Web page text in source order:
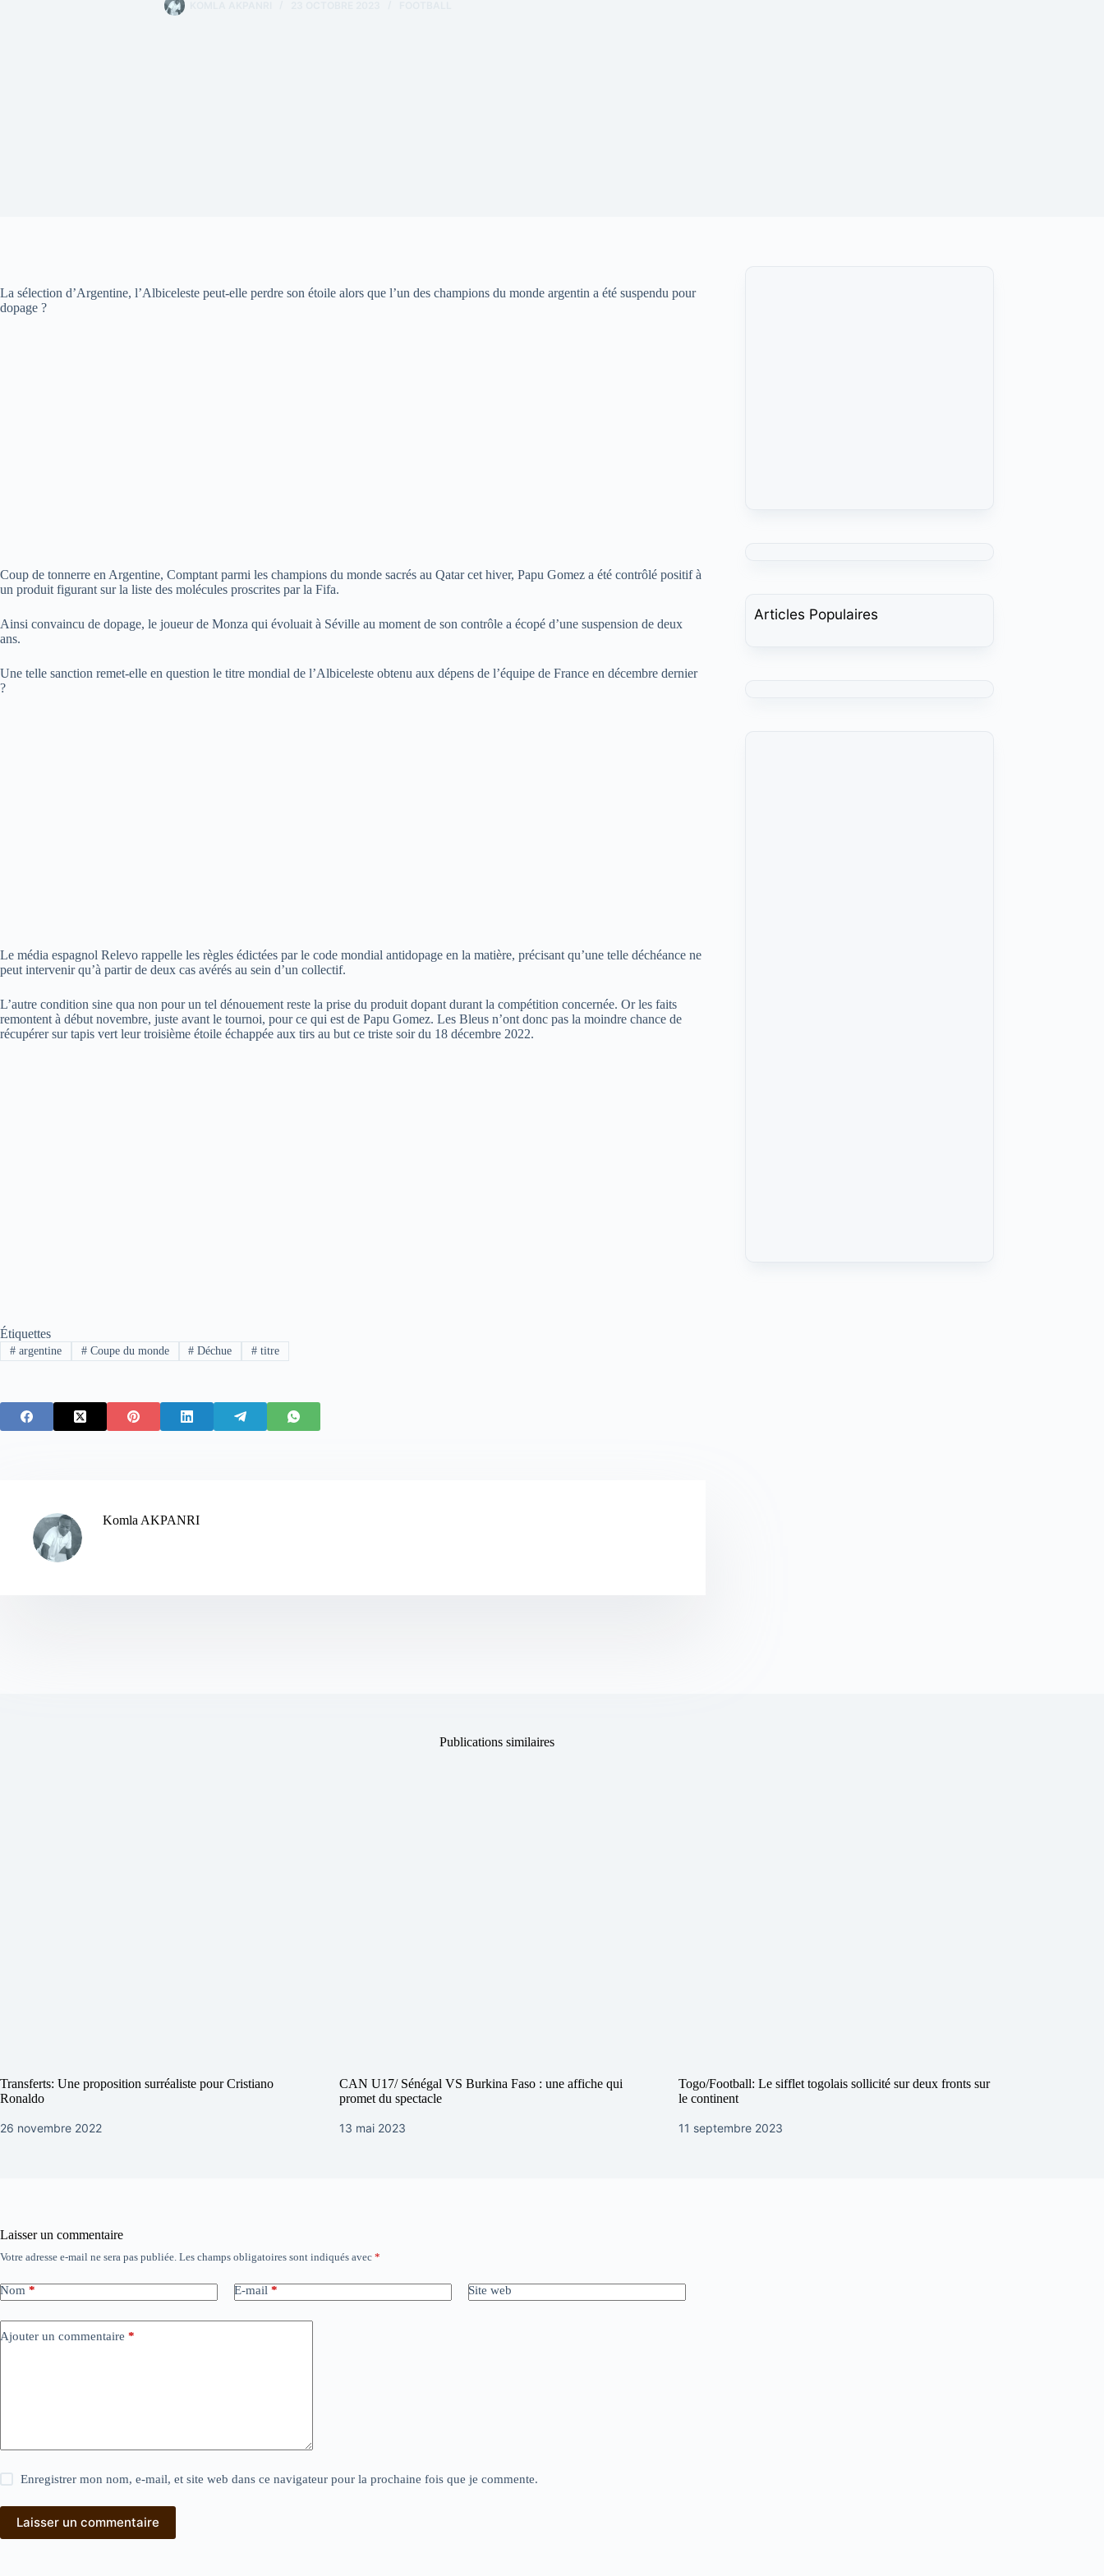
La sélection d’Argentine, l’Albiceleste peut-elle perdre son étoile alors que l’un des champions du monde argentin a été suspendu pour
dopage ?
Coup de tonnerre en Argentine, Comptant parmi les champions du monde sacrés au Qatar cet hiver, Papu Gomez a été contrôlé positif à
un produit figurant sur la liste des molécules proscrites par la Fifa.
Ainsi convaincu de dopage, le joueur de Monza qui évoluait à Séville au moment de son contrôle a écopé d’une suspension de deux
ans.
Une telle sanction remet-elle en question le titre mondial de l’Albiceleste obtenu aux dépens de l’équipe de France en décembre dernier
?
Le média espagnol Relevo rappelle les règles édictées par le code mondial antidopage en la matière, précisant qu’une telle déchéance ne
peut intervenir qu’à partir de deux cas avérés au sein d’un collectif.
L’autre condition sine qua non pour un tel dénouement reste la prise du produit dopant durant la compétition concernée. Or les faits
remontent à début novembre, juste avant le tournoi, pour ce qui est de Papu Gomez. Les Bleus n’ont donc pas la moindre chance de
récupérer sur tapis vert leur troisième étoile échappée aux tirs au but ce triste soir du 18 décembre 2022.
Étiquettes
#argentine #Coupe du monde # Déchue # titre
Komla AKPANRI
Articles Populaires
Publications similaires
Transferts: Une proposition surréaliste pour Cristiano
Ronaldo
26 novembre 2022
CAN U17/ Sénégal VS Burkina Faso : une affiche qui
promet du spectacle
13 mai 2023
Togo/Football: Le sifflet togolais sollicité sur deux fronts sur
le continent
11 septembre 2023
Laisser un commentaire
Votre adresse e-mail ne sera pas publiée. Les champs obligatoires sont indiqués avec *
Nom * E-mail * Site web
Ajouter un commentaire *
Enregistrer mon nom, e-mail, et site web dans ce navigateur pour la prochaine fois que je commente.
Laisser un commentaire